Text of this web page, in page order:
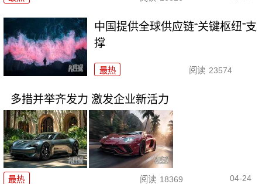
中国提供全球供应链“关键枢纽”支
撑
最热 阅读 23574
多措并举齐发力 激发企业新活力
最热 阅读 18369 04-24